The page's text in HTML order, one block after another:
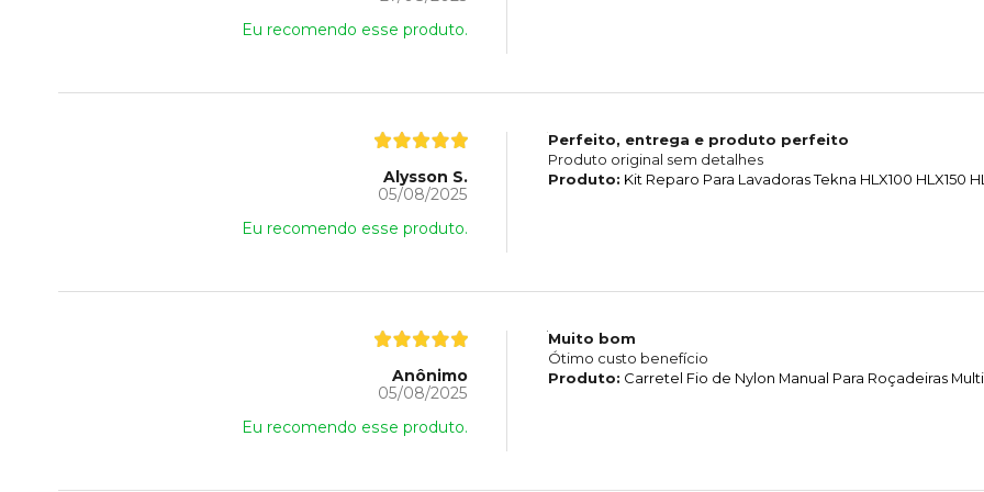
Eu recomendo esse produto.
Alysson S.
05/08/2025
Eu recomendo esse produto.
Perfeito, entrega e produto perfeito
Produto original sem detalhes
Produto: Kit Reparo Para Lavadoras Tekna HLX100 HLX150
Anônimo
05/08/2025
Eu recomendo esse produto.
Muito bom
Ótimo custo benefício
Produto: Carretel Fio de Nylon Manual Para Roçadeiras